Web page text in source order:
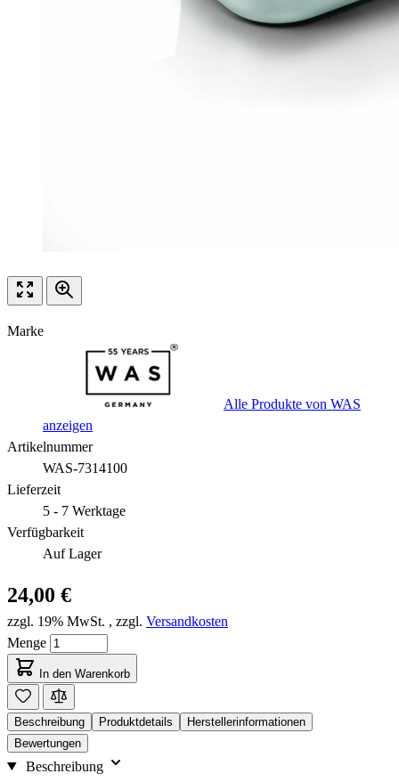
Marke
Alle Produkte von WAS
anzeigen
Artikelnummer
WAS-7314100
Lieferzeit
5 - 7 Werktage
Verfügbarkeit
Auf Lager
24,00 €
zzgl. 19% MwSt. , zzgl. Versandkosten
Menge
In den Warenkorb
Beschreibung Produktdetails
Herstellerinformationen
Bewertungen
Beschreibung